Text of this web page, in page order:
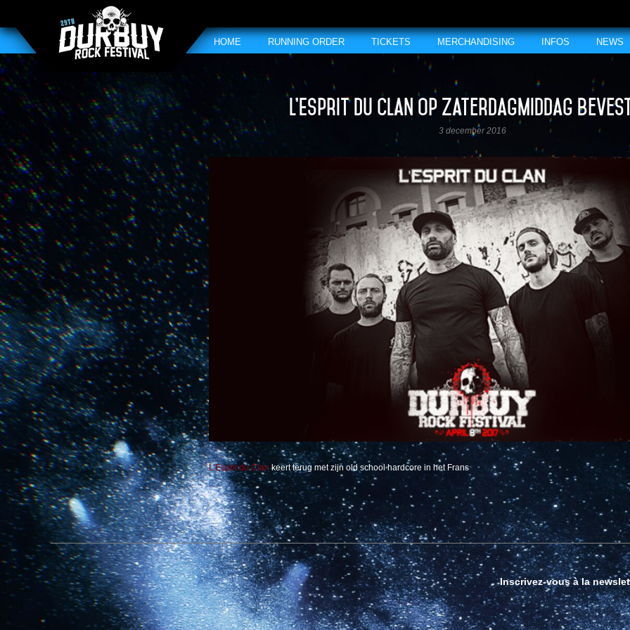
HOME RUNNING ORDER TICKETS MERCHANDISING INFOS NEWS
L’Esprit du Clan op zaterdagmiddag
3 december 2016
L’Esprit du Clan keert terug met zijn old school hardcore in het Frans
Inscrivez-vous à la